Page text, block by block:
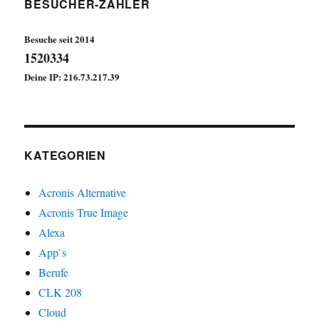
Sekunde
BESUCHER-ZÄHLER
Besuche seit 2014
1520334
Deine IP: 216.73.217.39
KATEGORIEN
Acronis Alternative
Acronis True Image
Alexa
App`s
Berufe
CLK 208
Cloud